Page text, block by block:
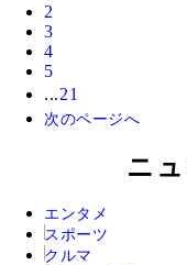
2
3
4
5
...21
次のページへ
ニ
エンタメ
スポーツ
クルマ